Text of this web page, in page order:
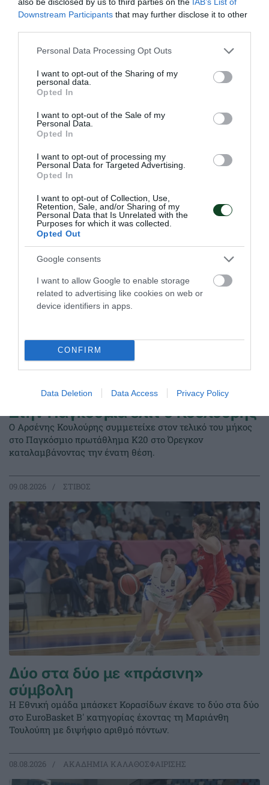
Downstream Participants that may further disclose it to other
Please note that this website/app uses one or more Google
not limited to your visit or usage behaviour. You may click to
grant or deny consent to Google and its third-party tags to
use your data for below specified purposes in below Google
consent section.
Personal Data Processing Opt Outs
I want to opt-out of the Sharing of my
personal data.
Opted In
I want to opt-out of the Sale of my
Personal Data.
Opted In
I want to opt-out of processing my
Personal Data for Targeted Advertising.
Opted In
I want to opt-out of Collection, Use,
Retention, Sale, and/or Sharing of my
Personal Data that Is Unrelated with the
Purposes for which it was collected.
Opted Out
Google consents
I want to allow Google to enable storage
related to advertising like cookies on web or
device identifiers in apps.
CONFIRM
Data Deletion Data Access Privacy Policy
Στην Τρίτη θέση η Κ18
Η ομάδα Κ18 ποδοσφαίρου σάλας του Παναθηναϊκού
κατέκτησε την Τρίτη θέση στο Πανελλήνιο πρωτάθλημα.
22.03.2026 ΑΚΑΔΗΜΙΑ FUTSAL ΑΝΔΡΩΝ
ΤΕΛΕΥΤΑΙΑ ΝΕΑ
Στην Παγκόσμια ελίτ ο Κουλούρης
Ο Αρσένης Κουλούρης συμμετείχε στον τελικό του μήκος
στο Παγκόσμιο πρωτάθλημα Κ20 στο Όρεγκον
καταλαμβάνοντας την ένατη θέση.
09.08.2026 ΣΤΙΒΟΣ
Δύο στα δύο με «πράσινη»
σύμβολη
Η Εθνική ομάδα μπάσκετ Κορασίδων έκανε το δύο στα δύο
στο EuroBasket Β' κατηγορίας έχοντας τη Μαριάνθη
Τουλούπη με διψήφιο αριθμό πόντων.
08.08.2026 ΑΚΑΔΗΜΙΑ ΚΑΛΑΘΟΣΦΑΙΡΙΣΗΣ